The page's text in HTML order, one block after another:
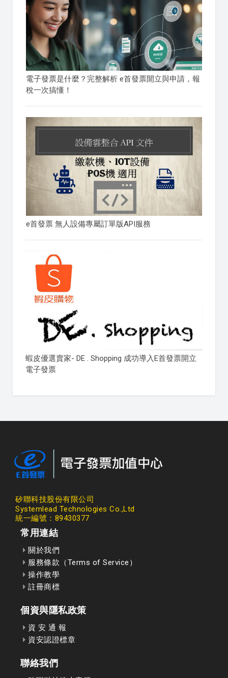
電子發票是什麼？完整解析 e首發票開立與申請，報
稅一次搞懂！
e首發票 無人設備專屬訂單版API服務
蝦皮優選賣家- DE . Shopping 成功導入E首發票開立
電子發票
矽聯科技股份有限公司
Systemlead Technologies Co.,Ltd
統一編號：89430377
常用連結
關於我們
服務條款（Terms of Service）
操作教學
註冊商標
個資與隱私政策
資 安 通 報
資安認證標章
聯絡我們